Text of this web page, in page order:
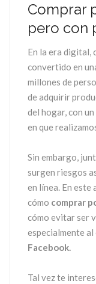
Comprar
pero con
En la era digital,
convertido en
millones de
de adquirir
del hogar, con
en que
Sin embargo,
surgen riesgos
en línea. En este
cómo comprar
cómo evitar ser
especialmente
Facebook.
Tal vez te